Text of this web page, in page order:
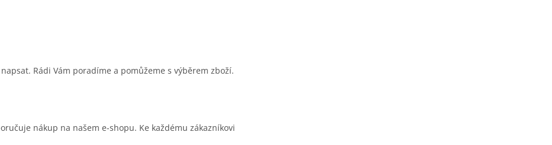
Rádi Vám poradíme a pomůžeme s výběrem zboží.
nákup na našem e-shopu. Ke každému zákazníkovi